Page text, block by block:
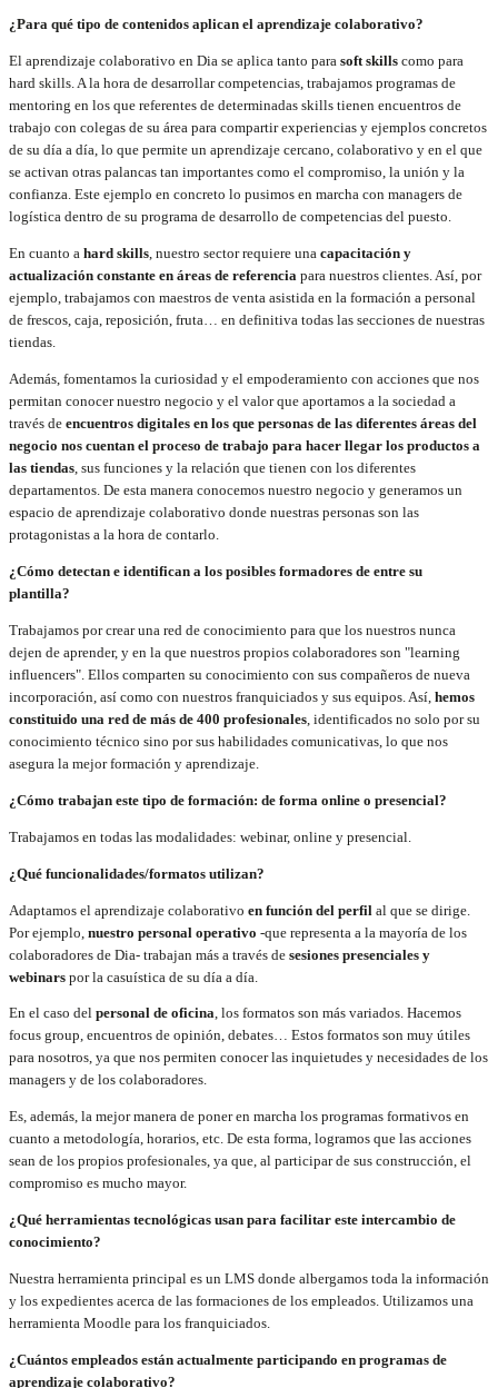
¿Para qué tipo de contenidos aplican el aprendizaje colaborativo?
El aprendizaje colaborativo en Dia se aplica tanto para soft skills como para
hard skills. A la hora de desarrollar competencias, trabajamos programas de
mentoring en los que referentes de determinadas skills tienen encuentros de
trabajo con colegas de su área para compartir experiencias y ejemplos concretos
de su día a día, lo que permite un aprendizaje cercano, colaborativo y en el que
se activan otras palancas tan importantes como el compromiso, la unión y la
confianza. Este ejemplo en concreto lo pusimos en marcha con managers de
logística dentro de su programa de desarrollo de competencias del puesto.
En cuanto a hard skills , nuestro sector requiere una capacitación y
actualización constante en áreas de referencia para nuestros clientes. Así, por
ejemplo, trabajamos con maestros de venta asistida en la formación a personal
de frescos, caja, reposición, fruta… en definitiva todas las secciones de nuestras
tiendas.
Además, fomentamos la curiosidad y el empoderamiento con acciones que nos
permitan conocer nuestro negocio y el valor que aportamos a la sociedad a
través de encuentros digitales en los que personas de las diferentes áreas del
negocio nos cuentan el proceso de trabajo para hacer llegar los productos a
las tiendas , sus funciones y la relación que tienen con los diferentes
departamentos. De esta manera conocemos nuestro negocio y generamos un
espacio de aprendizaje colaborativo donde nuestras personas son las
protagonistas a la hora de contarlo.
¿Cómo detectan e identifican a los posibles formadores de entre su
plantilla?
Trabajamos por crear una red de conocimiento para que los nuestros nunca
dejen de aprender, y en la que nuestros propios colaboradores son "learning
influencers". Ellos comparten su conocimiento con sus compañeros de nueva
incorporación, así como con nuestros franquiciados y sus equipos. Así, hemos
constituido una red de más de 400 profesionales , identificados no solo por su
conocimiento técnico sino por sus habilidades comunicativas, lo que nos
asegura la mejor formación y aprendizaje.
¿Cómo trabajan este tipo de formación: de forma online o presencial?
Trabajamos en todas las modalidades: webinar, online y presencial.
¿Qué funcionalidades/formatos utilizan?
Adaptamos el aprendizaje colaborativo en función del perfil al que se dirige.
Por ejemplo, nuestro personal operativo -que representa a la mayoría de los
colaboradores de Dia- trabajan más a través de sesiones presenciales y
webinars por la casuística de su día a día.
En el caso del personal de oficina, los formatos son más variados. Hacemos
focus group, encuentros de opinión, debates… Estos formatos son muy útiles
para nosotros, ya que nos permiten conocer las inquietudes y necesidades de los
managers y de los colaboradores.
Es, además, la mejor manera de poner en marcha los programas formativos en
cuanto a metodología, horarios, etc. De esta forma, logramos que las acciones
sean de los propios profesionales, ya que, al participar de sus construcción, el
compromiso es mucho mayor.
¿Qué herramientas tecnológicas usan para facilitar este intercambio de
conocimiento?
Nuestra herramienta principal es un LMS donde albergamos toda la información
y los expedientes acerca de las formaciones de los empleados. Utilizamos una
herramienta Moodle para los franquiciados.
¿Cuántos empleados están actualmente participando en programas de
aprendizaje colaborativo?